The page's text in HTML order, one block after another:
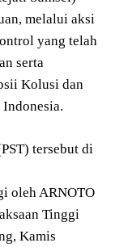
melalui aksi
yang telah
serta
Kolusi dan
tersebut di
oleh ARNOTO
Tinggi
Kamis